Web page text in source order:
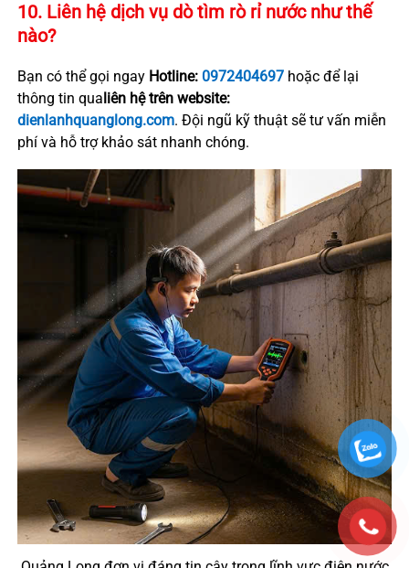
10. Liên hệ dịch vụ dò tìm rò rỉ nước như thế
nào?
Bạn có thể gọi ngayHotline: 0972404697 hoặc để lại
thông tin qua liên hệ trên website:
dienlanhquanglong.com. Đội ngũ kỹ thuật sẽ tư vấn miễn
phí và hỗ trợ khảo sát nhanh chóng.